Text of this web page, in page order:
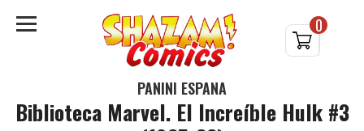
0
PANINI ESPAÑA
Biblioteca Marvel. El Increíble Hulk #3